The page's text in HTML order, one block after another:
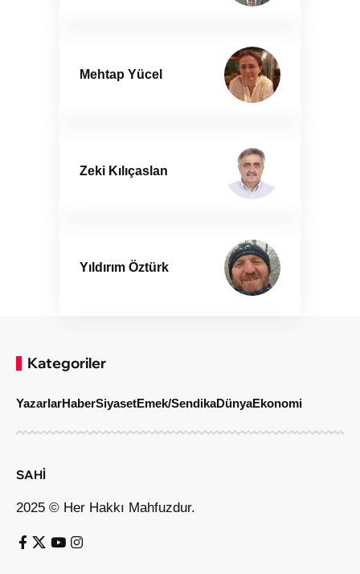
Mehtap Yücel
Zeki Kılıçaslan
Yıldırım Öztürk
Kategoriler
YazarlarHaberSiyasetEmek/SendikaDünyaEkonomi
SAHİ
2025 © Her Hakkı Mahfuzdur.